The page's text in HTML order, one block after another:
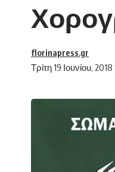
Τρίτη 19 Ιουνίου, 2018
florinapress.gr